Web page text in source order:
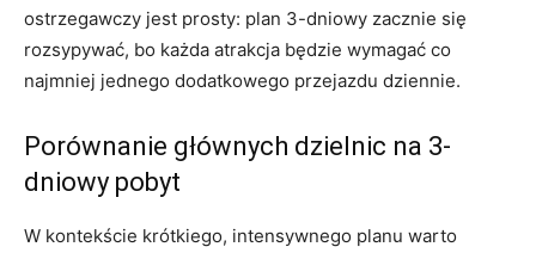
ostrzegawczy jest prosty: plan 3-dniowy zacznie się
rozsypywać, bo każda atrakcja będzie wymagać co
najmniej jednego dodatkowego przejazdu dziennie.
Porównanie głównych dzielnic na 3-
dniowy pobyt
W kontekście krótkiego, intensywnego planu warto